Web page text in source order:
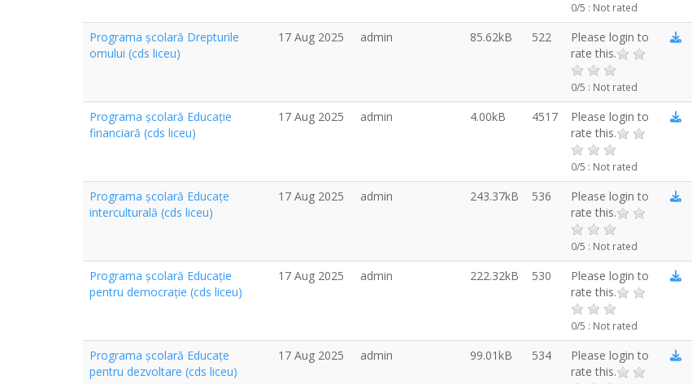
0/5 : Not rated
Programa școlară Drepturile
omului (cds liceu)
17 Aug 2025 admin 85.62kB 522
Please login to
rate this.
0/5 : Not rated
Programa școlară Educație
financiară (cds liceu)
17 Aug 2025 admin 4.00kB 4517
Please login to
rate this.
0/5 : Not rated
Programa școlară Educațe
interculturală (cds liceu)
17 Aug 2025 admin 243.37kB 536
Please login to
rate this.
0/5 : Not rated
Programa școlară Educație
pentru democrație (cds liceu)
17 Aug 2025 admin 222.32kB 530
Please login to
rate this.
0/5 : Not rated
Programa școlară Educațe
pentru dezvoltare (cds liceu)
17 Aug 2025 admin 99.01kB 534
Please login to
rate this.